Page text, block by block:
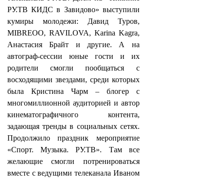
РУ.ТВ КИДС в Завидово» выступили
кумиры молодежи: Давид Туров,
MIBREOO, RAVILOVA, Karina Kagra,
Анастасия Брайт и другие. А на
автограф-сессии юные гости и их
родители смогли пообщаться с
восходящими звездами, среди которых
была Кристина Чарм – блогер с
многомиллионной аудиторией и автор
кинематографичного контента,
задающая тренды в социальных сетях.
Продолжило праздник мероприятие
«Спорт. Музыка. РУ.ТВ». Там все
желающие смогли потренироваться
вместе с ведущими телеканала Иваном